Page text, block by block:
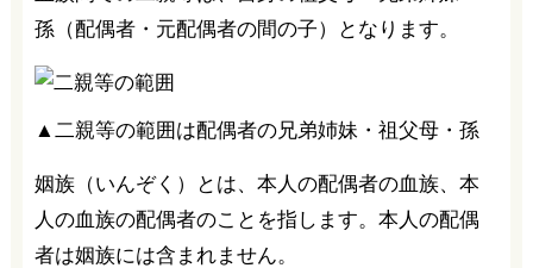
孫（配偶者・元配偶者の間の子）となります。
▲二親等の範囲は配偶者の兄弟姉妹・祖父母・孫
姻族（いんぞく）とは、本人の配偶者の血族、本
人の血族の配偶者のことを指します。本人の配偶
者は姻族には含まれません。